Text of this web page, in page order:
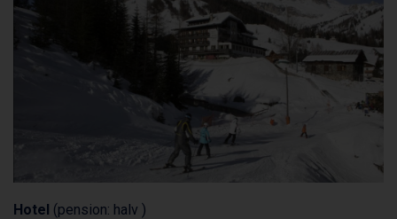
Hotel (pension: halv )